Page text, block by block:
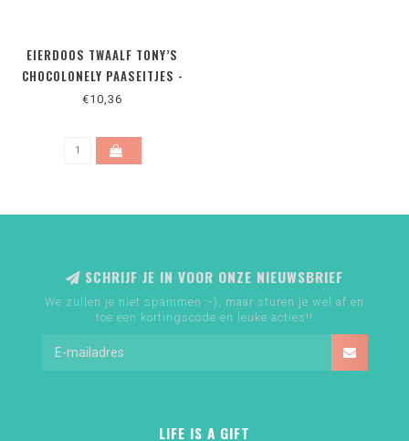
EIERDOOS TWAALF TONY’S
CHOCOLONELY PAASEITJES -
MET LOGO
€10,36
SCHRIJF JE IN VOOR ONZE NIEUWSBRIEF
We zullen je niet spammen :-), maar sturen je wel af en
toe een kortingscode en leuke acties!!
LIFE IS A GIFT